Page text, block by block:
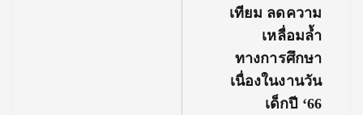
เทียม ลดความ
เหลื่อมล้ำ
ทางการศึกษา
เนื่องในงานวัน
เด็กปี ‘66